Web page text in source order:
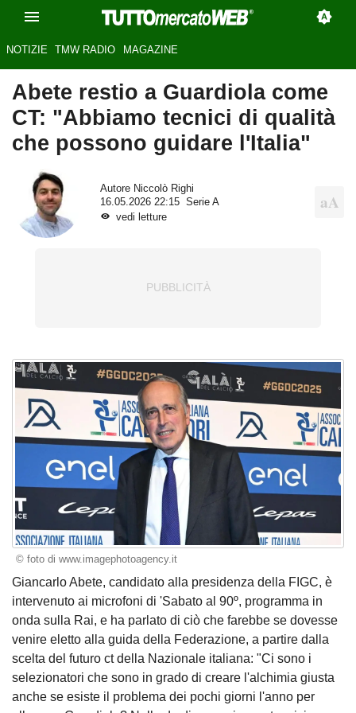
NOTIZIE TMW RADIO MAGAZINE
Abete restio a Guardiola come
CT: "Abbiamo tecnici di qualità
che possono guidare l'Italia"
Autore Niccolò Righi
16.05.2026 22:15
Serie A
vedi letture
© foto di www.imagephotoagency.it
Giancarlo Abete, candidato alla presidenza della FIGC, è
intervenuto ai microfoni di 'Sabato al 90º, programma in
onda sulla Rai, e ha parlato di ciò che farebbe se dovesse
venire eletto alla guida della Federazione, a partire dalla
scelta del futuro ct della Nazionale italiana: "Ci sono i
selezionatori che sono in grado di creare l'alchimia giusta
anche se esiste il problema dei pochi giorni l'anno per